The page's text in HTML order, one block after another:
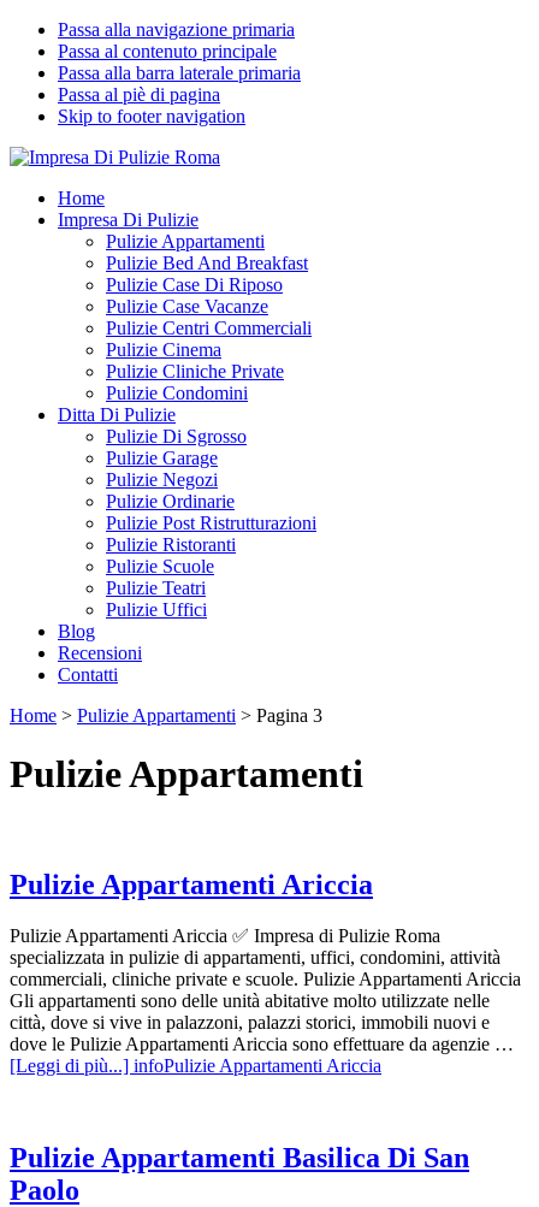
Passa alla navigazione primaria
Passa al contenuto principale
Passa alla barra laterale primaria
Passa al piè di pagina
Skip to footer navigation
Impresa Di Pulizie Roma
✅ Abitazioni e Attività Commerciali
Home
Impresa Di Pulizie
Pulizie Appartamenti
Pulizie Bed And Breakfast
Pulizie Case Di Riposo
Pulizie Case Vacanze
Pulizie Centri Commerciali
Pulizie Cinema
Pulizie Cliniche Private
Pulizie Condomini
Ditta Di Pulizie
Pulizie Di Sgrosso
Pulizie Garage
Pulizie Negozi
Pulizie Ordinarie
Pulizie Post Ristrutturazioni
Pulizie Ristoranti
Pulizie Scuole
Pulizie Teatri
Pulizie Uffici
Blog
Recensioni
Contatti
Home > Pulizie Appartamenti > Pagina 3
Pulizie Appartamenti
Pulizie Appartamenti Ariccia
Pulizie Appartamenti Ariccia ✅ Impresa di Pulizie Roma
specializzata in pulizie di appartamenti, uffici, condomini, attività
commerciali, cliniche private e scuole. Pulizie Appartamenti Ariccia
Gli appartamenti sono delle unità abitative molto utilizzate nelle
città, dove si vive in palazzoni, palazzi storici, immobili nuovi e
dove le Pulizie Appartamenti Ariccia sono effettuare da agenzie …
[Leggi di più...] infoPulizie Appartamenti Ariccia
Pulizie Appartamenti Basilica Di San
Paolo